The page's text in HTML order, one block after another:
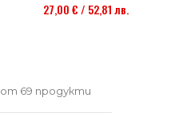
27,00 € / 52,81 лв.
от 69 продукти